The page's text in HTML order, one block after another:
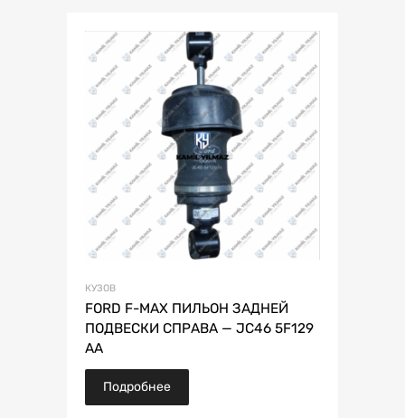
КУЗОВ
FORD F-MAX ПИЛЬОН ЗАДНЕЙ
ПОДВЕСКИ СПРАВА — JC46 5F129
AA
Подробнее